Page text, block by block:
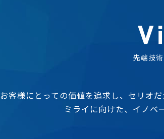
先端技
お客様にとっての価値を追求し、セリオ
ミライに向けた、イノベ